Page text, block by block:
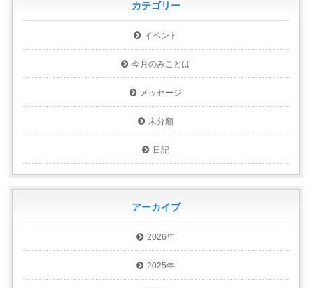
カテゴリー
イベント
今月のみことば
メッセージ
未分類
日記
アーカイブ
2026年
2025年